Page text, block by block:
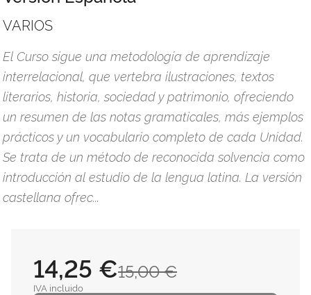
VARIOS
El Curso sigue una metodología de aprendizaje
interrelacional, que vertebra ilustraciones, textos
literarios, historia, sociedad y patrimonio, ofreciendo
un resumen de las notas gramaticales, más ejemplos
prácticos y un vocabulario completo de cada Unidad.
Se trata de un método de reconocida solvencia como
introducción al estudio de la lengua latina. La versión
castellana ofrec...
15,00 €
14,25 €
IVA incluido